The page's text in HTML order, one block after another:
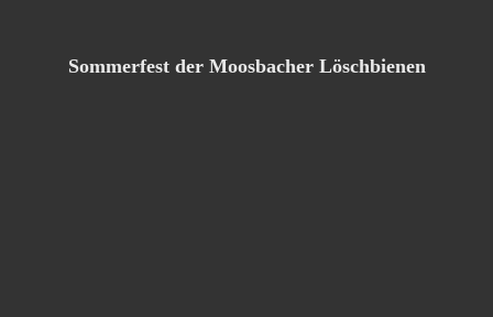
Sommerfest der Moosbacher Löschbienen